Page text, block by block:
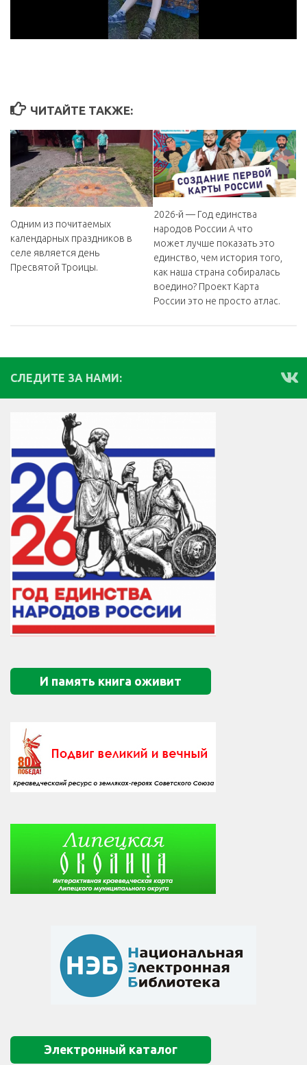
ЧИТАЙТЕ ТАКЖЕ:
Одним из почитаемых
календарных праздников в
селе является день
Пресвятой Троицы.
2026-й — Год единства
народов России А что
может лучше показать это
единство, чем история того,
как наша страна собиралась
воедино? Проект Карта
России это не просто атлас.
СЛЕДИТЕ ЗА НАМИ:
И память книга оживит
Электронный каталог